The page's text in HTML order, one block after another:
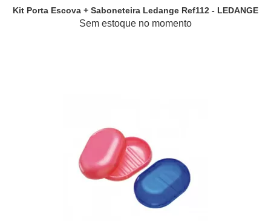
Kit Porta Escova + Saboneteira Ledange Ref112 - LEDANGE
Sem estoque no momento